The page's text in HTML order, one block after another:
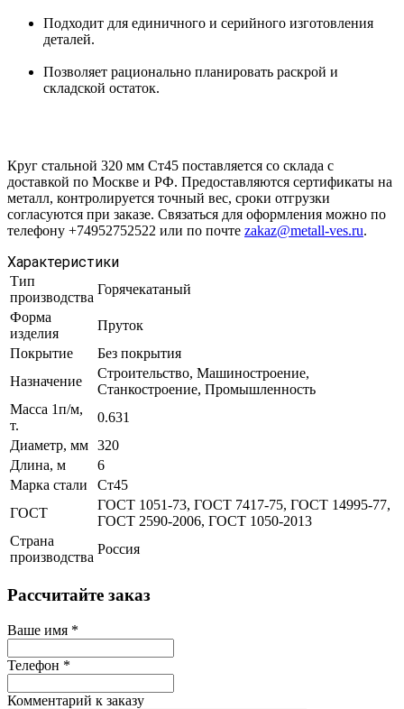
Подходит для единичного и серийного изготовления
деталей.
Позволяет рационально планировать раскрой и
складской остаток.
Круг стальной 320 мм Ст45 поставляется со склада с
доставкой по Москве и РФ. Предоставляются сертификаты на
металл, контролируется точный вес, сроки отгрузки
согласуются при заказе. Связаться для оформления можно по
телефону +74952752522 или по почте zakaz@metall-ves.ru.
Характеристики
Тип
производства
Горячекатаный
Форма
изделия
Пруток
Покрытие
Без покрытия
Назначение
Строительство, Машиностроение,
Станкостроение, Промышленность
Масса 1п/м,
т.
0.631
Диаметр, мм 320
Длина, м
6
Марка стали
Ст45
ГОСТ
ГОСТ 1051-73, ГОСТ 7417-75, ГОСТ 14995-77,
ГОСТ 2590-2006, ГОСТ 1050-2013
Страна
производства
Россия
Рассчитайте заказ
Ваше имя *
Телефон *
Комментарий к заказу